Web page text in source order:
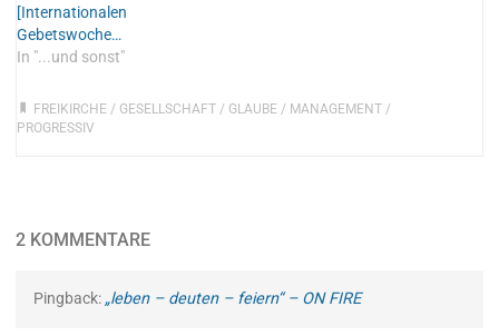
[Internationalen
Gebetswoche…
In "...und sonst"
FREIKIRCHE/ GESELLSCHAFT/ GLAUBE/ MANAGEMENT/
PROGRESSIV
2 KOMMENTARE
Pingback: „leben – deuten – feiern“ – ON FIRE